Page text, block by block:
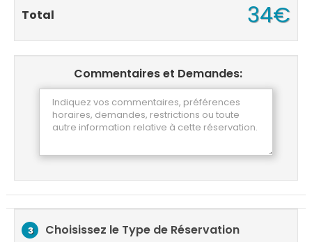
Total 34€
Commentaires et Demandes:
3 Choisissez le Type de Réservation